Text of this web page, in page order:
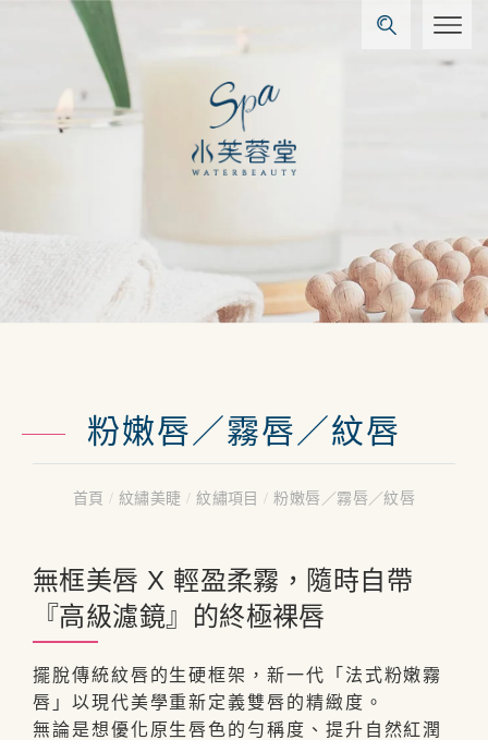
粉嫩唇／霧唇／紋唇
首頁/ 紋繡美睫/ 紋繡項目/ 粉嫩唇／霧唇／紋唇
無框美唇 X 輕盈柔霧，隨時自帶
『高級濾鏡』的終極裸唇
擺脫傳統紋唇的生硬框架，新一代「法式粉嫩霧
唇」以現代美學重新定義雙唇的精緻度。
無論是想優化原生唇色的勻稱度、提升自然紅潤